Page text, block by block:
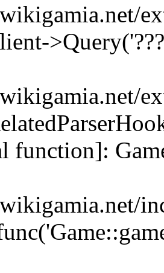
function]: